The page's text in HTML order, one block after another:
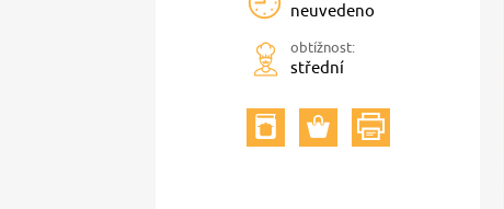
neuvedeno
obtížnost:
střední